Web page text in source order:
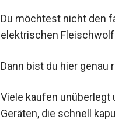
Du möchtest nicht den
elektrischen
Dann bist du hier genau
Viele kaufen unüberlegt
Geräten, die schnell